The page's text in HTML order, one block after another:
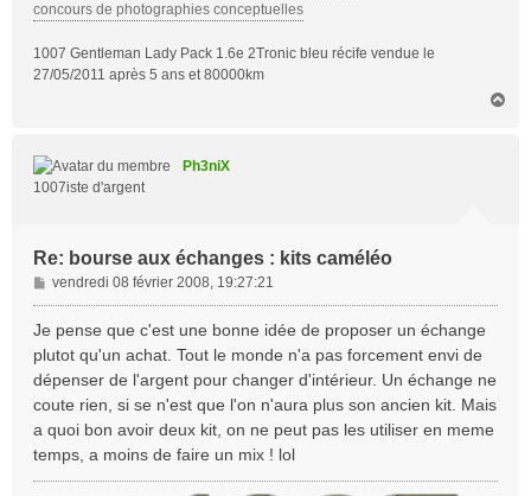
concours de photographies conceptuelles
1007 Gentleman Lady Pack 1.6e 2Tronic bleu récife vendue le
27/05/2011 après 5 ans et 80000km
Ph3niX
1007iste d'argent
Re: bourse aux échanges : kits caméléo
M
e
s
g
e
vendredi 08 février 2008, 19:27:21
Je pense que c'est une bonne idée de proposer un échange
plutot qu'un achat. Tout le monde n'a pas forcement envi de
dépenser de l'argent pour changer d'intérieur. Un échange ne
coute rien, si se n'est que l'on n'aura plus son ancien kit. Mais
a quoi bon avoir deux kit, on ne peut pas les utiliser en meme
temps, a moins de faire un mix ! lol